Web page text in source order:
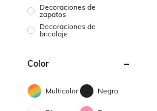
Decoraciones de
zapatos
Decoraciones de
bricolaje
Color
Multicolor Negro